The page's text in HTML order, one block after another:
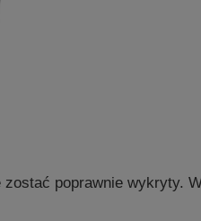
poprawnie wykryty.